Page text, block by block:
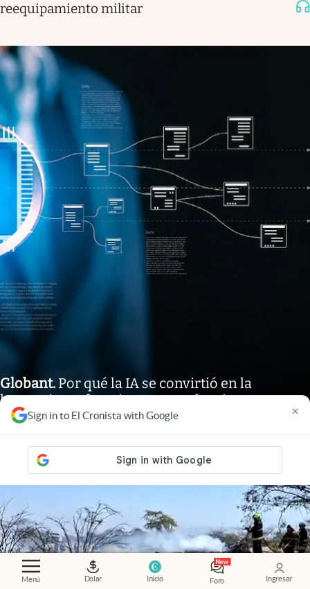
Menú Dolar Inicio Foro Ingresar
Sign in to El Cronista with Google ×
reequipamiento militar
Globant. Por qué la IA se convirtió en la
herramienta favorita para modernizar
aplicaciones y sitios web